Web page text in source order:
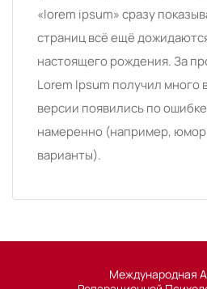
«lorem ipsum» сразу
страниц всё ещё
настоящего рождения. За
Lorem Ipsum получил много
версии появились по
намеренно (например,
варианты).
Международная